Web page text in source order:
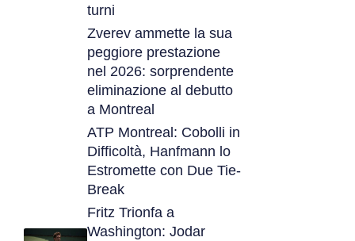
turni
Zverev ammette la sua
peggiore prestazione
nel 2026: sorprendente
eliminazione al debutto
a Montreal
ATP Montreal: Cobolli in
Difficoltà, Hanfmann lo
Estromette con Due Tie-
Break
Fritz Trionfa a
Washington: Jodar